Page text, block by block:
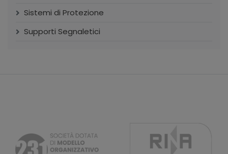
Sistemi di Protezione
Supporti Segnaletici